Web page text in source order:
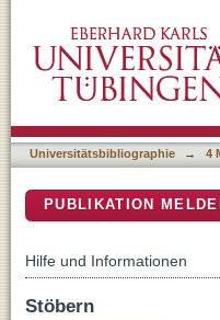
Universitätsbibliographie → 4
PUBLIKATION
Hilfe und Informationen
Stöbern